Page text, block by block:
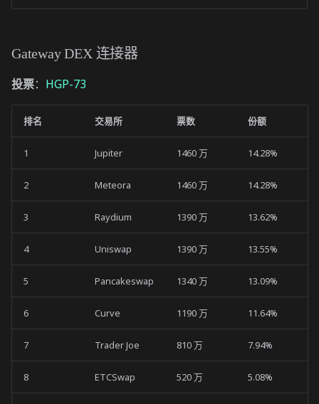
Gateway DEX 连接器
投票： HGP-73
排名 交易所 票数 份额
1 Jupiter 1460 万 14.28%
2 Meteora 1460 万 14.28%
3 Raydium 1390 万 13.62%
4 Uniswap 1390 万 13.55%
5 Pancakeswap 1340 万 13.09%
6 Curve 1190 万 11.64%
7 Trader Joe 810 万 7.94%
8 ETCSwap 520 万 5.08%